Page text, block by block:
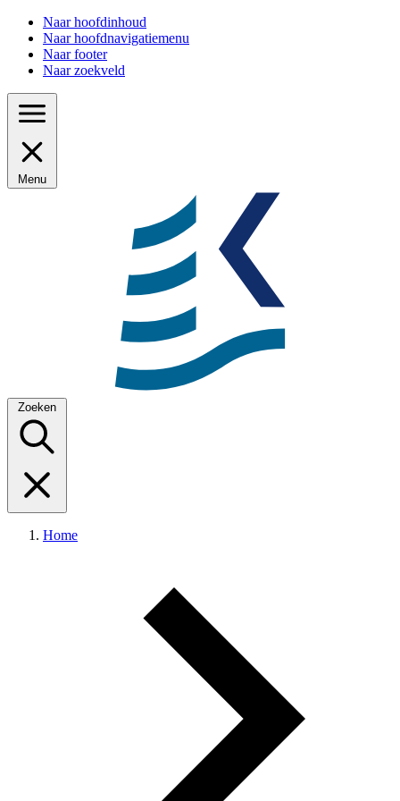
Naar hoofdinhoud
Naar hoofdnavigatiemenu
Naar footer
Naar zoekveld
Menu
Zoeken
Home